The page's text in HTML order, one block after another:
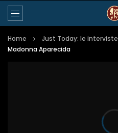
Home Just Today: le interviste
Madonna Aparecida